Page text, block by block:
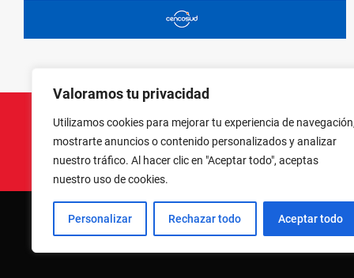
Valoramos tu privacidad
Utilizamos cookies para mejorar tu experiencia de navegación,
mostrarte anuncios o contenido personalizados y analizar
nuestro tráfico. Al hacer clic en "Aceptar todo", aceptas
nuestro uso de cookies.
Personalizar Rechazar todo Aceptar todo